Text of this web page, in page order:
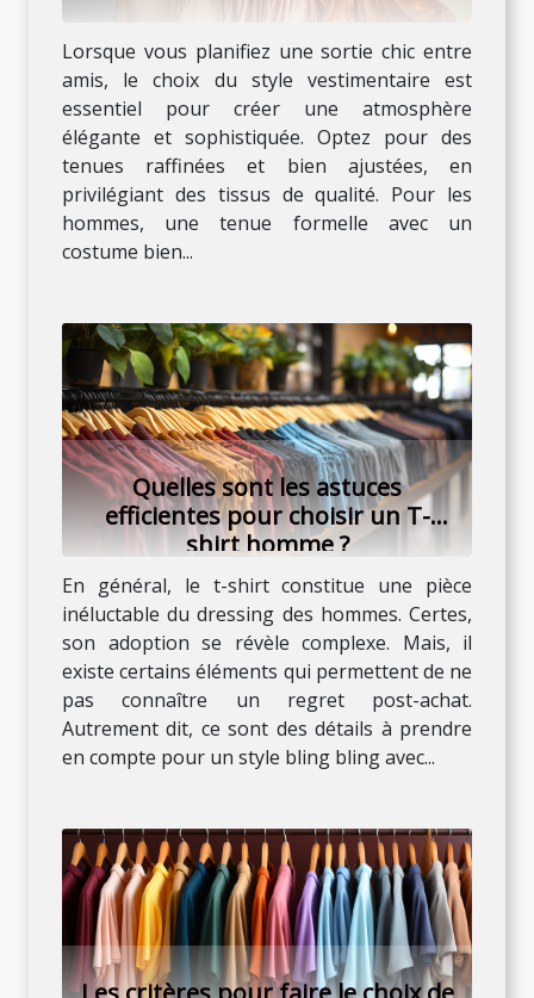
Lorsque vous planifiez une sortie chic entre
amis, le choix du style vestimentaire est
essentiel pour créer une atmosphère
élégante et sophistiquée. Optez pour des
tenues raffinées et bien ajustées, en
privilégiant des tissus de qualité. Pour les
hommes, une tenue formelle avec un
costume bien...
Quelles sont les astuces
efficientes pour choisir un T-
shirt homme ?
En général, le t-shirt constitue une pièce
inéluctable du dressing des hommes. Certes,
son adoption se révèle complexe. Mais, il
existe certains éléments qui permettent de ne
pas connaître un regret post-achat.
Autrement dit, ce sont des détails à prendre
en compte pour un style bling bling avec...